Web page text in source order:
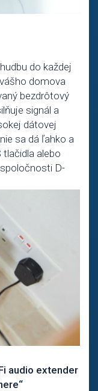
do každej
domova
bezdrôtový
signál a
dátovej
sa dá ľahko a
alebo
D-
audio extender